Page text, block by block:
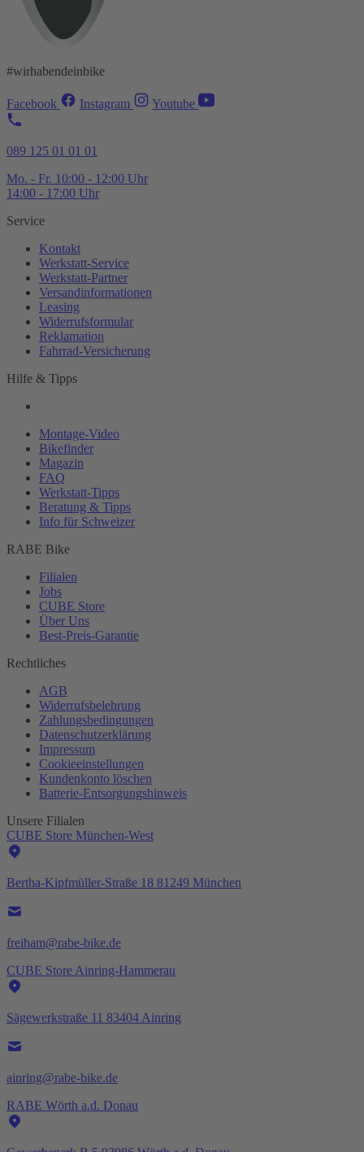
#wirhabendeinbike
Facebook Instagram Youtube
089 125 01 01 01
Mo. - Fr. 10:00 - 12:00 Uhr
14:00 - 17:00 Uhr
Service
Kontakt
Werkstatt-Service
Werkstatt-Partner
Versandinformationen
Leasing
Widerrufsformular
Reklamation
Fahrrad-Versicherung
Hilfe & Tipps
Montage-Video
Bikefinder
Magazin
FAQ
Werkstatt-Tipps
Beratung & Tipps
Info für Schweizer
RABE Bike
Filialen
Jobs
CUBE Store
Über Uns
Best-Preis-Garantie
Rechtliches
AGB
Widerrufsbelehrung
Zahlungsbedingungen
Datenschutzerklärung
Impressum
Cookieeinstellungen
Kundenkonto löschen
Batterie-Entsorgungshinweis
Unsere Filialen
CUBE Store München-West
Bertha-Kipfmüller-Straße 18 81249 München
freiham@rabe-bike.de
CUBE Store Ainring-Hammerau
Sägewerkstraße 11 83404 Ainring
ainring@rabe-bike.de
RABE Wörth a.d. Donau